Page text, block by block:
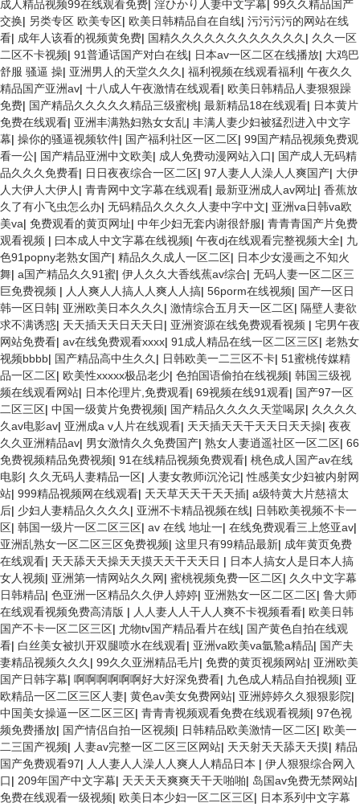
成人精品视频99在线观看免费| 淫ひかり人妻中文字幕| 99久久精品国产
交换| 另类专区 欧美专区| 欧美日韩精品自在自线| 污污污污的网站在线
看| 成年人该看的视频黄免费| 国精久久久久久久久久久久久久 | 久久一区
二区不卡视频| 91普通话国产对白在线| 日本av一区二区在线播放| 大鸡巴
舒服 骚逼 操| 亚洲男人的天堂久久久 | 福利视频在线观看福利 | 午夜久久
精品国产亚洲av| 十八成人午夜激情在线观看| 欧美日韩精品人妻狠狠躁
免费| 国产精品久久久久久精品三级蜜桃| 最新精品18在线观看| 日本黄片
免费在线观看| 亚洲丰满熟妇熟女女乱| 丰满人妻少妇被猛烈进入中文字
幕| 操你的骚逼视频软件| 国产福利社区一区二区| 99国产精品视频免费观
看一公| 国产精品亚洲中文欧美| 成人免费动漫网站入口| 国产成人无码精
品久久久免费看| 日日夜夜综合一区二区| 97人妻人人澡人人爽国产| 大伊
人大伊人大伊人 | 青青网中文字幕在线观看| 最新亚洲成人av网址| 香蕉放
久了有小飞虫怎么办| 无码精品久久久久人妻中字中文| 亚洲va日韩va欧
美va| 免费观看的黄页网址| 中年少妇无套内谢很舒服| 青青青国产片免费
观看视频 | 曰本成人中文字幕在线视频| 午夜dj在线观看完整视频大全| 九
色91popny老熟女国产| 精品久久成人一区二区| 日本少女漫画之不知火
舞| a国产精品久久91蜜| 伊人久久大香线蕉av综合| 无码人妻一区二区三
巨免费视频 | 人人爽人人搞人人爽人人搞| 56porm在线视频| 国产一区日
韩一区日韩| 亚洲欧美日本久久久 | 激情综合五月天一区二区| 隔壁人妻欲
求不满诱惑| 天天插天天日天天日| 亚洲资源在线免费观看视频 | 宅男午夜
网站免费看| av在线免费观看xxxx| 91成人精品在线一区二区三区| 老熟女
视频bbbb| 国产精品高中生久久 | 日韩欧美一二三区不卡| 51蜜桃传媒精
品一区二区| 欧美性xxxxx极品老少| 色拍国语偷拍在线视频| 韩国三级视
频在线观看网站| 日本伦理片,免费观看| 69视频在线91观看| 国产97一区
二区三区| 中国一级黄片免费视频| 国产精品久久久久天堂喝尿| 久久久久
久av电影av| 亚洲成a v人片在线观看| 天天插天天干天天日天天操| 夜夜
久久亚洲精品av| 男女激情久久免费国产| 熟女人妻逍遥社区一区二区| 66
免费视频精品免费视频| 91在线精品视频免费观看| 桃色成人国产av在线
电影| 久久无码人妻精品一区| 人妻女教师i沉沦记|性感美女少妇被内射网
站| 999精品视频网在线观看| 天天草天天干天天插| a级特黄大片慈禧太
后| 少妇人妻精品久久久久 | 亚洲不卡精品视频在线| 日韩欧美视频不卡一
区| 韩国一级片一区二区三区| av 在线 地址一| 在线免费观看三上悠亚av|
亚洲乱熟女一区二区三区免费视频| 这里只有99精品最新| 成年黄页免费
在线观看| 天天舔天天操天天摸天天干天天日 | 日本人搞女人是日本人搞
女人视频| 亚洲第一情网站久久网| 蜜桃视频免费一区二区| 久久中文字幕
日韩精品| 色亚洲一区精品久久伊人婷婷| 亚洲熟女一区二区二区| 鲁大师
在线观看视频免费高清版 | 人人妻人人干人人爽不卡视频看看| 欧美日韩
国产不卡一区二区三区| 尤物tv国产精品看片在线| 国产黄色自拍在线观
看| 白丝美女被扒开双腿喷水在线观看| 亚洲va欧美va氩鷙a精品| 国产夫
妻精品视频久久久 | 99久久亚洲精品毛片| 免费的黄页视频网站| 亚洲欧美
国产日韩字幕| 啊啊啊啊啊啊好大好深免费看| 九色成人精品自拍视频| 亚
欧精品一区二区三区人妻| 黄色av美女免费网站| 亚洲婷婷久久狠狠影院|
中国美女操逼一区二区三区| 青青青视频观看免费在线观看视频| 97色视
频免费播放| 国产情侣自拍一区视频| 日韩精品欧美激情一区二区| 欧美一
二三国产视频| 人妻av完整一区二区三区网站| 天天射天天舔天天摸| 精品
国产免费观看97| 人人妻人人澡人人爽人人精品日本 | 伊人狠狠综合网入
口| 209年国产中文字幕| 天天天天爽爽天干天啪啪| 岛国av免费无禁网站|
免费在线观看一级视频| 欧美日本少妇一区二区三区| 日本系列中文字幕